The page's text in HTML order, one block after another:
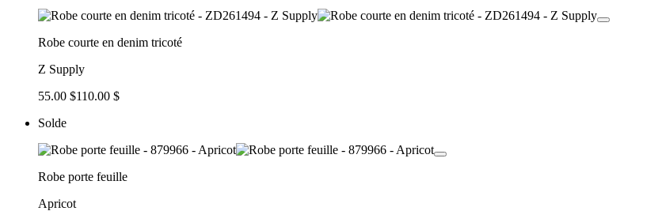
Robe courte en denim tricoté
Z Supply
55.00 $110.00 $
Solde
Robe porte feuille
Apricot